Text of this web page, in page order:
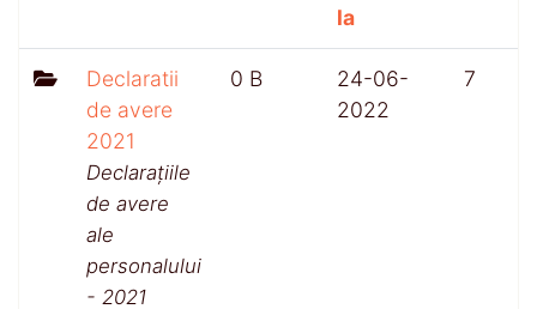
la
Declaratii
de avere
2021
Declarațiile
de avere
ale
personalului
- 2021
0 B
24-06-
2022
7